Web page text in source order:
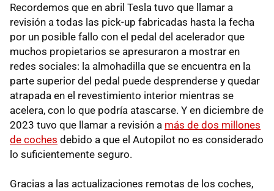
Recordemos que en abril Tesla tuvo que llamar a
revisión a todas las pick-up fabricadas hasta la fecha
por un posible fallo con el pedal del acelerador que
muchos propietarios se apresuraron a mostrar en
redes sociales: la almohadilla que se encuentra en la
parte superior del pedal puede desprenderse y quedar
atrapada en el revestimiento interior mientras se
acelera, con lo que podría atascarse. Y en diciembre de
2023 tuvo que llamar a revisión a más de dos millones
de coches debido a que el Autopilot no es considerado
lo suficientemente seguro.
Gracias a las actualizaciones remotas de los coches,